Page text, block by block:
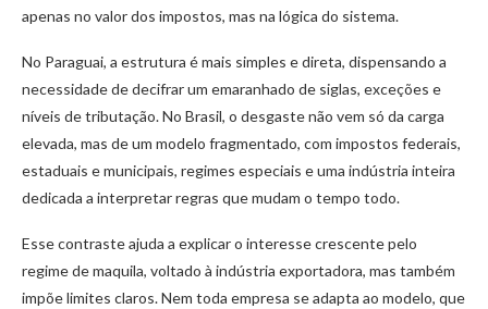
apenas no valor dos impostos, mas na lógica do sistema.
No Paraguai, a estrutura é mais simples e direta, dispensando a
necessidade de decifrar um emaranhado de siglas, exceções e
níveis de tributação. No Brasil, o desgaste não vem só da carga
elevada, mas de um modelo fragmentado, com impostos federais,
estaduais e municipais, regimes especiais e uma indústria inteira
dedicada a interpretar regras que mudam o tempo todo.
Esse contraste ajuda a explicar o interesse crescente pelo
regime de maquila, voltado à indústria exportadora, mas também
impõe limites claros. Nem toda empresa se adapta ao modelo, que